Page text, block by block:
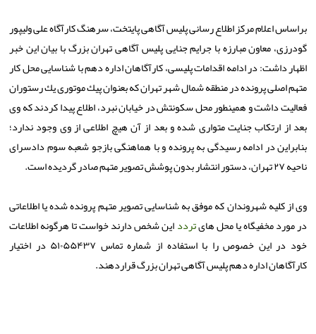
براساس اعلام مركز اطلاع رسانی پلیس آگاهی پایتخت، سرهنگ كارآگاه علی ولیپور
گودرزی، معاون مبارزه با جرایم جنایی پلیس آگاهی تهران بزرگ با بیان این خبر
اظهار داشت: در ادامه اقدامات پلیسی، كارآگاهان اداره دهم با شناسایی محل كار
متهم اصلی پرونده در منطقه شمال شهر تهران كه بعنوان پیك موتوری یك رستوران
فعالیت داشت و همینطور محل سكونتش در خیابان نبرد، اطلاع پیدا كردند كه وی
بعد از ارتكاب جنایت متواری شده و بعد از آن هیچ اطلاعی از وی وجود ندارد؛
بنابراین در ادامه رسیدگی به پرونده و با هماهنگی بازجو شعبه سوم دادسرای
ناحیه ۲۷ تهران، دستور انتشار بدون پوشش تصویر متهم صادر گردیده است.
وی از كلیه شهروندان كه موفق به شناسایی تصویر متهم پرونده شده یا اطلاعاتی
در مورد مخفیگاه یا محل هایتردداین شخص دارند خواست تا هرگونه اطلاعات
خود در این خصوص را با استفاده از شماره تماس ۵۱۰۵۵۴۳۷ در اختیار
كارآگاهان اداره دهم پلیس آگاهی تهران بزرگ قراردهند.